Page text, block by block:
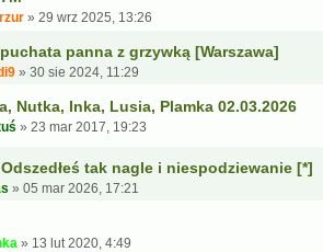
» 29 wrz 2025, 13:26
panna z grzywką [Warszawa]
» 30 sie 2024, 11:29
Nutka, Inka, Lusia, Plamka 02.03.2026
» 23 mar 2017, 19:23
tak nagle i niespodziewanie [*]
» 05 mar 2026, 17:21
» 13 lut 2020, 4:49